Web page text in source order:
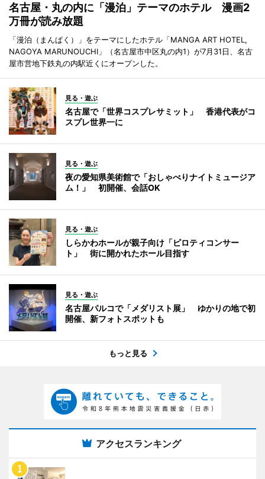
名古屋・丸の内に「漫泊」テーマのホテル 漫画2
万冊が読み放題
「漫泊（まんぱく）」をテーマにしたホテル「MANGA ART HOTEL,
NAGOYA MARUNOUCHI」（名古屋市中区丸の内1）が7月31日、名古
屋市営地下鉄丸の内駅近くにオープンした。
見る・遊ぶ
名古屋で「世界コスプレサミット」 香港代表がコ
スプレ世界一に
見る・遊ぶ
夜の愛知県美術館で「おしゃべりナイトミュージア
ム！」 初開催、会話OK
見る・遊ぶ
しらかわホールが親子向け「ピロティコンサー
ト」 街に開かれたホール目指す
見る・遊ぶ
名古屋パルコで「メダリスト展」 ゆかりの地で初
開催、新フォトスポットも
もっと見る
アクセスランキング